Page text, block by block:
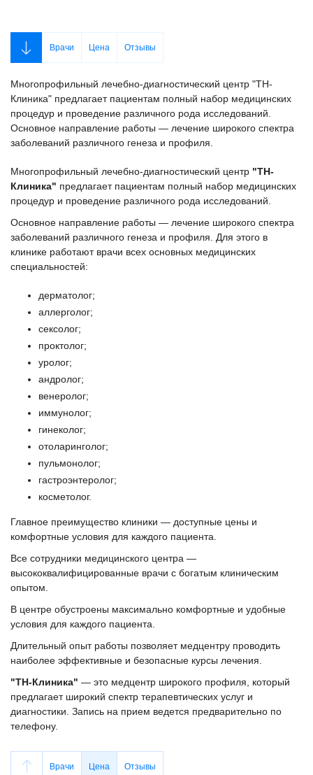
Врачи Цена Отзывы
Многопрофильный лечебно-диагностический центр "ТН-
Клиника" предлагает пациентам полный набор медицинских
процедур и проведение различного рода исследований.
Основное направление работы — лечение широкого спектра
заболеваний различного генеза и профиля.
Многопрофильный лечебно-диагностический центр "ТН-
Клиника" предлагает пациентам полный набор медицинских
процедур и проведение различного рода исследований.
Основное направление работы — лечение широкого спектра
заболеваний различного генеза и профиля. Для этого в
клинике работают врачи всех основных медицинских
специальностей:
дерматолог;
аллерголог;
сексолог;
проктолог;
уролог;
андролог;
венеролог;
иммунолог;
гинеколог;
отоларинголог;
пульмонолог;
гастроэнтеролог;
косметолог.
Главное преимущество клиники — доступные цены и
комфортные условия для каждого пациента.
Все сотрудники медицинского центра —
высококвалифицированные врачи с богатым клиническим
опытом.
В центре обустроены максимально комфортные и удобные
условия для каждого пациента.
Длительный опыт работы позволяет медцентру проводить
наиболее эффективные и безопасные курсы лечения.
"ТН-Клиника" — это медцентр широкого профиля, который
предлагает широкий спектр терапевтических услуг и
диагностики. Запись на прием ведется предварительно по
телефону.
Врачи Цена Отзывы